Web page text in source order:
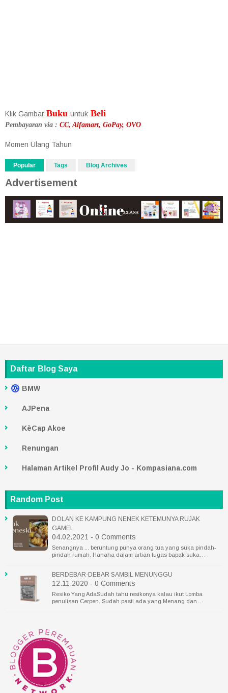
Klik Gambar Buku untuk Beli
Pembayaran via : CC, Alfamart, GoPay, OVO
Momen Ulang Tahun
Popular Tags Blog Archives
Advertisement
Daftar Blog Saya
BMW
AJPena
KèCap Akoe
Renungan
Halaman Artikel Profil Audy Jo - Kompasiana.com
Random Post
DOLAN KE KAMPUNG NENEK KETEMUNYA RUJAK
GAMEL
04.02.2021 - 0 Comments
Senangnya ... beruntung punya orang tua yang suka pindah-
pindah rumah. Hahaha dalam artian tugas bapak suka…
BERDEBAR-DEBAR SAMBIL MENUNGGU
12.11.2020 - 0 Comments
Resiko Yang AdaSudah tahu resikonya kalau ikut Lomba
penulisan Cerpen. Sudah pasti ada yang Menang dan…